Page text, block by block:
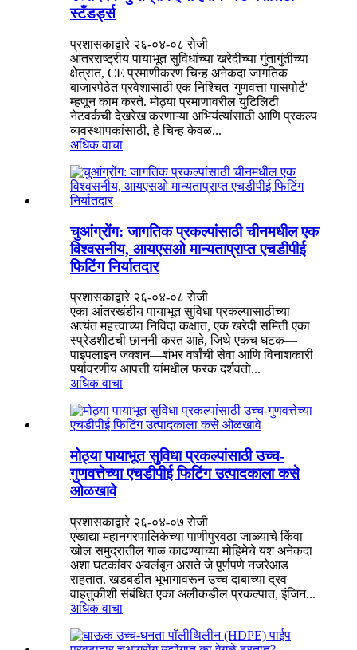
स्टँडर्ड्स
प्रशासकाद्वारे २६-०४-०८ रोजी
आंतरराष्ट्रीय पायाभूत सुविधांच्या खरेदीच्या गुंतागुंतीच्या
क्षेत्रात, CE प्रमाणीकरण चिन्ह अनेकदा जागतिक
बाजारपेठेत प्रवेशासाठी एक निश्चित 'गुणवत्ता पासपोर्ट'
म्हणून काम करते. मोठ्या प्रमाणावरील युटिलिटी
नेटवर्कची देखरेख करणाऱ्या अभियंत्यांसाठी आणि प्रकल्प
व्यवस्थापकांसाठी, हे चिन्ह केवळ...
अधिक वाचा
चुआंग्रोंग: जागतिक प्रकल्पांसाठी चीनमधील एक
विश्वसनीय, आयएसओ मान्यताप्राप्त एचडीपीई
फिटिंग निर्यातदार
प्रशासकाद्वारे २६-०४-०८ रोजी
एका आंतरखंडीय पायाभूत सुविधा प्रकल्पासाठीच्या
अत्यंत महत्त्वाच्या निविदा कक्षात, एक खरेदी समिती एका
स्प्रेडशीटची छाननी करत आहे, जिथे एकच घटक—
पाइपलाइन जंक्शन—शंभर वर्षांची सेवा आणि विनाशकारी
पर्यावरणीय आपत्ती यांमधील फरक दर्शवतो...
अधिक वाचा
मोठ्या पायाभूत सुविधा प्रकल्पांसाठी उच्च-
गुणवत्तेच्या एचडीपीई फिटिंग उत्पादकाला कसे
ओळखावे
प्रशासकाद्वारे २६-०४-०७ रोजी
एखाद्या महानगरपालिकेच्या पाणीपुरवठा जाळ्याचे किंवा
खोल समुद्रातील गाळ काढण्याच्या मोहिमेचे यश अनेकदा
अशा घटकांवर अवलंबून असते जे पूर्णपणे नजरेआड
राहतात. खडबडीत भूभागावरून उच्च दाबाच्या द्रव
वाहतुकीशी संबंधित एका अलीकडील प्रकल्पात, इंजिन...
अधिक वाचा